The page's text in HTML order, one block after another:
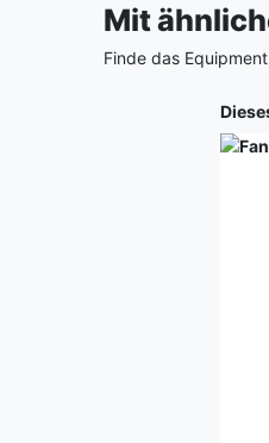
Mit
Finde das